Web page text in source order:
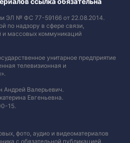
ЭЛ № ФС 77-59166 от 22.08.2014.
по надзору в сфере связи,
и массовых коммуникаций
унитарное предприятие
телевизионная и
Андрей Валерьевич.
Евгеньевна.
15.
фото, аудио и видеоматериалов
с обязательной публикацией